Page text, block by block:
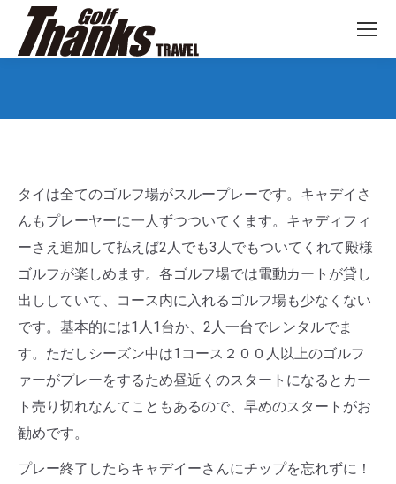
タイは全てのゴルフ場がスループレーです。キャデイさ
んもプレーヤーに一人ずつついてくます。キャディフィ
ーさえ追加して払えば2人でも3人でもついてくれて殿様
ゴルフが楽しめます。各ゴルフ場では電動カートが貸し
出ししていて、コース内に入れるゴルフ場も少なくない
です。基本的には1人1台か、2人一台でレンタルでま
す。ただしシーズン中は1コース２００人以上のゴルフ
ァーがプレーをするため昼近くのスタートになるとカー
ト売り切れなんてこともあるので、早めのスタートがお
勧めです。
プレー終了したらキャデイーさんにチップを忘れずに！